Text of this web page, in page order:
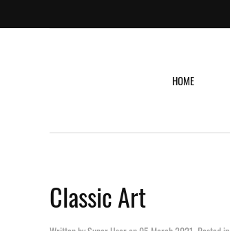
HOME
Classic Art